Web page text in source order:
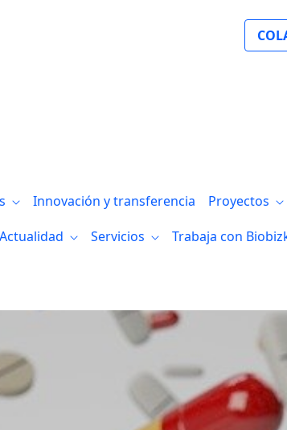
Innovación y transferencia
Proyectos
Actualidad Servicios Trabaja con